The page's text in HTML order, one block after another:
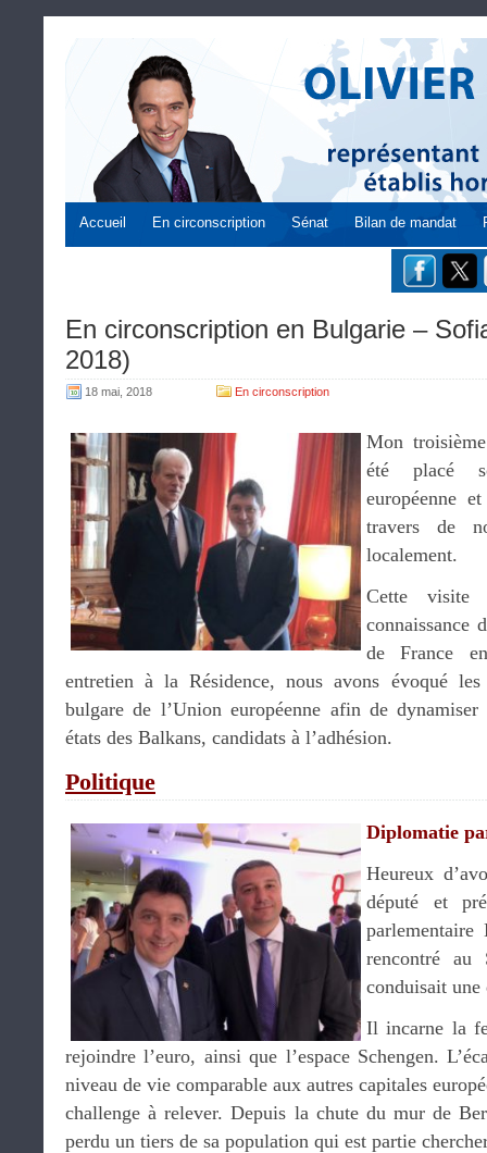
Accueil En circonscription Sénat Bilan de mandat
En circonscription en Bulgarie –
2018)
18 mai, 2018 En circonscription
Mon
été placé
européenne
travers de
localement.
Cette
connaissance
de France
entretien à la Résidence, nous avons évoqué
bulgare de l’Union européenne afin de dynamiser
états des Balkans, candidats à l’adhésion.
Politique
Diplomatie
Heureux
député et
parlementaire
rencontré au
conduisait une
Il incarne la
rejoindre l’euro, ainsi que l’espace Schengen.
niveau de vie comparable aux autres capitales
challenge à relever. Depuis la chute du mur de
perdu un tiers de sa population qui est partie